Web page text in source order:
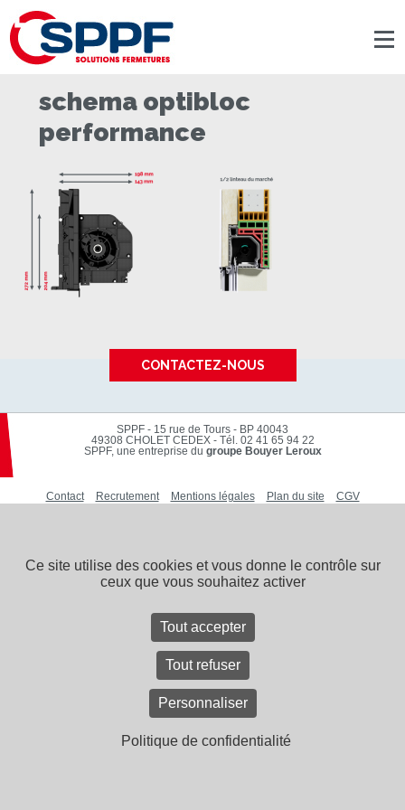
schema optibloc
performance
CONTACTEZ-NOUS
SPPF - 15 rue de Tours - BP 40043
49308 CHOLET CEDEX -Tél. 02 41 65 94 22
SPPF, une entreprise du groupe Bouyer Leroux
Contact Recrutement Mentions légales Plan du site CGV
Ce site utilise des cookies et vous donne le contrôle sur
ceux que vous souhaitez activer
Tout accepter
Tout refuser
Personnaliser
Politique de confidentialité